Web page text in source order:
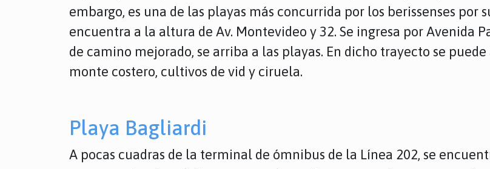
embargo, es una de las playas más concurrida por los berissenses por
encuentra a la altura de Av. Montevideo y 32. Se ingresa por Avenida
de camino mejorado, se arriba a las playas. En dicho trayecto se
monte costero, cultivos de vid y ciruela.
Playa Bagliardi
A pocas cuadras de la terminal de ómnibus de la Línea 202, se